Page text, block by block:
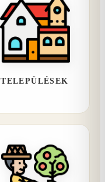
TELEPÜLÉSEK